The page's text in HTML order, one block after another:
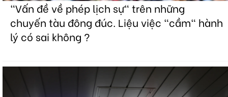
"Vấn đề về phép lịch sự" trên những
chuyến tàu đông đúc. Liệu việc "cầm" hành
lý có sai không ?